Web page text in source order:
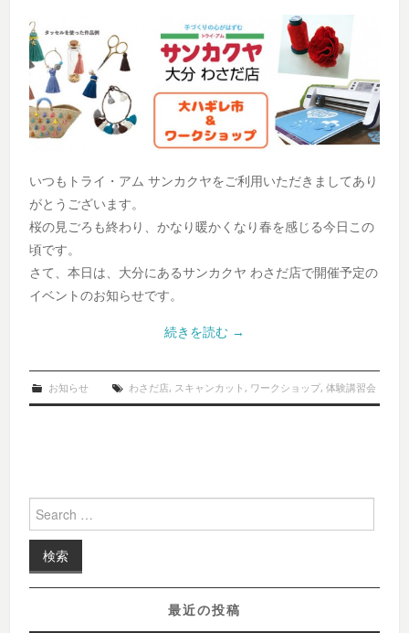
いつもトライ・アム サンカクヤをご利用いただきましてあり
がとうございます。
桜の見ごろも終わり、かなり暖かくなり春を感じる今日この
頃です。
さて、本日は、大分にあるサンカクヤ わさだ店で開催予定の
イベントのお知らせです。
続きを読む →
お知らせ わさだ店, スキャンカット , ワークショップ,体験講習会
Search for:
最近の投稿